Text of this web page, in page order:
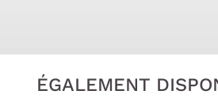
ÉGALEMENT